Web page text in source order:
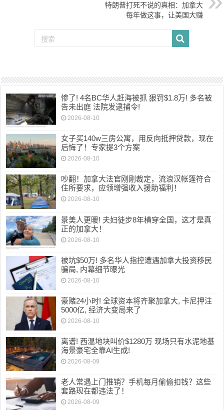
特朗普打死不说的真相：加拿大
每年做这事，让美国大赚
惨了! 4名BC华人赶海被抓 狠罚$1.8万! 多名被
告未出庭 法院发逮捕令!
2026-08-10
女子买140w三房公寓，用反向抵押贷款，现在
后悔了！专家提3个方案
2026-08-10
吵翻！加拿大法官刚刚裁定，流浪汉帐篷符合
住所要求，应领增强收入援助福利！
2026-08-10
景美人更暖! 夫妇徒步8年横穿全国，这才是真
正的加拿大！
2026-08-10
被坑$50万! 多名华人指控遭遇加拿大投资移民
骗局, 内幕细节曝光
2026-08-10
豪赌24小时! 全球资本将齐聚加拿大, 卡尼押注
5000亿, 经济大变局来了
2026-08-10
离谱! 西温地块叫价$1280万 现场只有水泥地基
海景豪宅全靠AI生成!
2026-08-09
老人常遇上门推销？手机每月偷偷扣钱？这些
套路现在都违法了！
2026-08-09